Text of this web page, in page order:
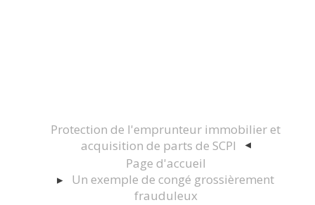
Protection de l'emprunteur immobilier et
acquisition de parts de SCPI
Page d'accueil
Un exemple de congé grossièrement
frauduleux